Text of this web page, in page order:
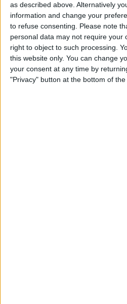
as described above. Alternatively
information and change your
to refuse consenting. Please note
personal data may not require your
right to object to such processing.
this website only. You can change
your consent at any time by
"Privacy" button at the bottom of
Entrevista a fons al president
Llull
PerMoisés Pérez
La temptació de la
Els renaixentistes eren tan
còmodes en Espanya
PerBlanca Garcia-Oliver